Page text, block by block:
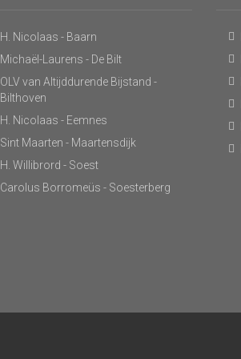
H. Nicolaas - Baarn
Michaël-Laurens - De Bilt
OLV van Altijddurende Bijstand -
Bilthoven
H. Nicolaas - Eemnes
Sint Maarten - Maartensdijk
H. Willibrord - Soest
Carolus Borromeüs - Soesterberg